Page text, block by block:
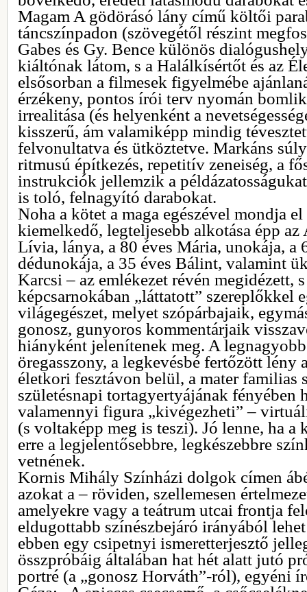
Magam A gödörásó lány című költői
táncszínpadon (szövegétől részint
Gabes és Gy. Bence különös
kiáltónak látom, s a Halálkísértőt és az
elsősorban a filmesek figyelmébe
érzékeny, pontos írói terv nyomán
irrealitása (és helyenként a
kisszerű, ám valamiképp mindig
felvonultatva és ütköztetve. Markáns
ritmusú építkezés, repetitív zeneiség, a
instrukciók jellemzik a
is toló, felnagyító darabokat.
Noha a kötet a maga egészével mondja el
kiemelkedő, legteljesebb alkotása épp az
Lívia, lánya, a 80 éves Mária, unokája, a
dédunokája, a 35 éves Bálint, valamint
Karcsi – az emlékezet révén megidézett,
képcsarnokában „láttatott” szereplőkkel
világegészet, melyet szópárbajaik,
gonosz, gunyoros kommentárjaik
hiányként jelenítenek meg. A
öregasszony, a legkevésbé fertőzött lény
életkori fesztávon belül, a mater familias
születésnapi tortagyertyájának fényében
valamennyi figura „kivégezheti” –
(s voltaképp meg is teszi). Jó lenne, ha a
erre a legjelentősebbre, legkészebbre
vetnének.
Kornis Mihály Színházi dolgok címen
azokat a – röviden, szellemesen
amelyekre vagy a teátrum utcai frontja
eldugottabb színészbejáró irányából
ebben egy csipetnyi ismeretterjesztő
összpróbáig általában hat hét alatt jutó
portré (a „gonosz Horváth”-ról), egyéni